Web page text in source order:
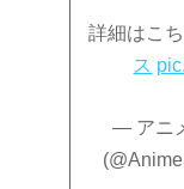
詳細はこ
ス
— アニ